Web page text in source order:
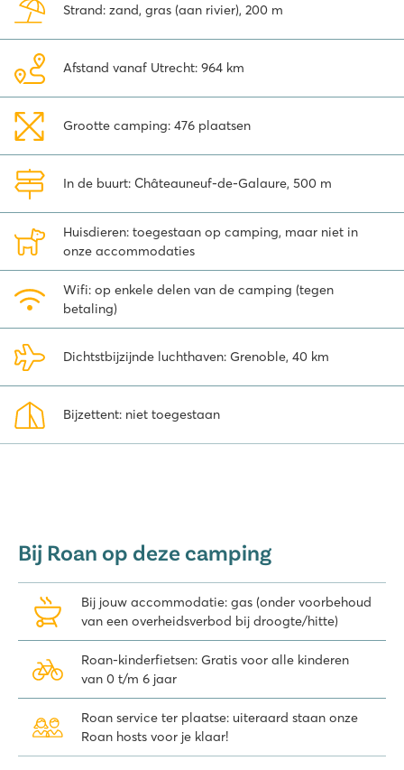
van deze geweldige camping in de Drome zijn verschillende
kunnen klimmen en klauteren. Ook voor een kano-, paardrij- of
canyoningtochtje zit je hier goed!
Strand: zand, gras (aan rivier), 200 m
Afstand vanaf Utrecht: 964 km
Grootte camping: 476 plaatsen
In de buurt: Châteauneuf-de-Galaure, 500 m
Huisdieren: toegestaan op camping, maar niet in
onze accommodaties
Wifi: op enkele delen van de camping (tegen
betaling)
Dichtstbijzijnde luchthaven: Grenoble, 40 km
Bijzettent: niet toegestaan
Bij Roan op deze camping
Bij jouw accommodatie: gas (onder voorbehoud
van een overheidsverbod bij droogte/hitte)
Roan-kinderfietsen: Gratis voor alle kinderen
van 0 t/m 6 jaar
Roan service ter plaatse: uiteraard staan onze
Roan hosts voor je klaar!